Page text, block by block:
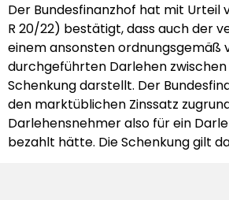
Der Bundesfinanzhof hat mit Urteil
R 20/22) bestätigt, dass auch der
einem ansonsten ordnungsgemäß
durchgeführten Darlehen
Schenkung darstellt. Der
den marktüblichen Zinssatz
Darlehensnehmer also für ein
bezahlt hätte. Die Schenkung gilt